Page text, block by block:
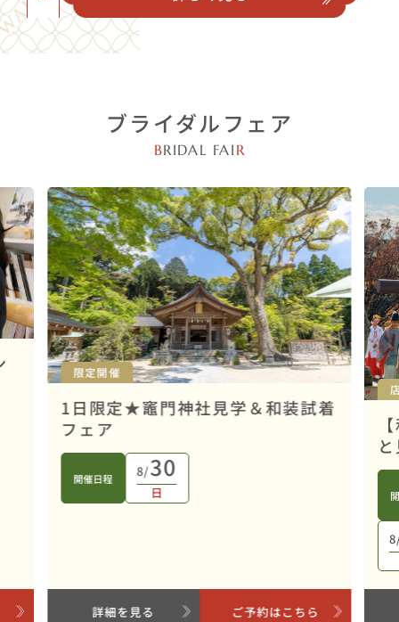
ブライダルフェア
BRIDAL FAI R
限定開催
1日限定★竈門神社見学＆和装試着
フェア
開催日程 8/30
日
詳細を見る ご予約はこちら